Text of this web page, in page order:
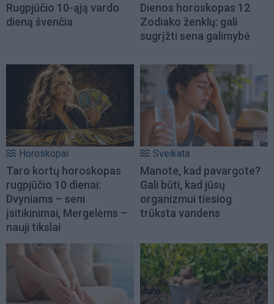
Rugpjūčio 10-ąją vardo
dieną švenčia
Dienos horoskopas 12
Zodiako ženklų: gali
sugrįžti sena galimybė
Horoskopai
Taro kortų horoskopas
rugpjūčio 10 dienai:
Dvyniams – seni
įsitikinimai, Mergelėms –
nauji tikslai
Sveikata
Manote, kad pavargote?
Gali būti, kad jūsų
organizmui tiesiog
trūksta vandens